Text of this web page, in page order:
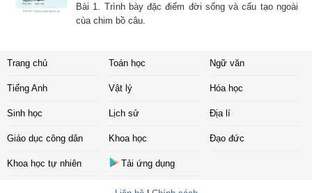
Bài 1. Trình bày đặc điểm đời sống và cấu tạo ngoài
cùa chim bồ câu.
Trang chủ Toán học Ngữ văn
Tiếng Anh Vật lý Hóa học
Sinh học Lịch sử Địa lí
Giáo dục công dân Khoa học Đạo đức
Khoa học tự nhiên Tải ứng dụng